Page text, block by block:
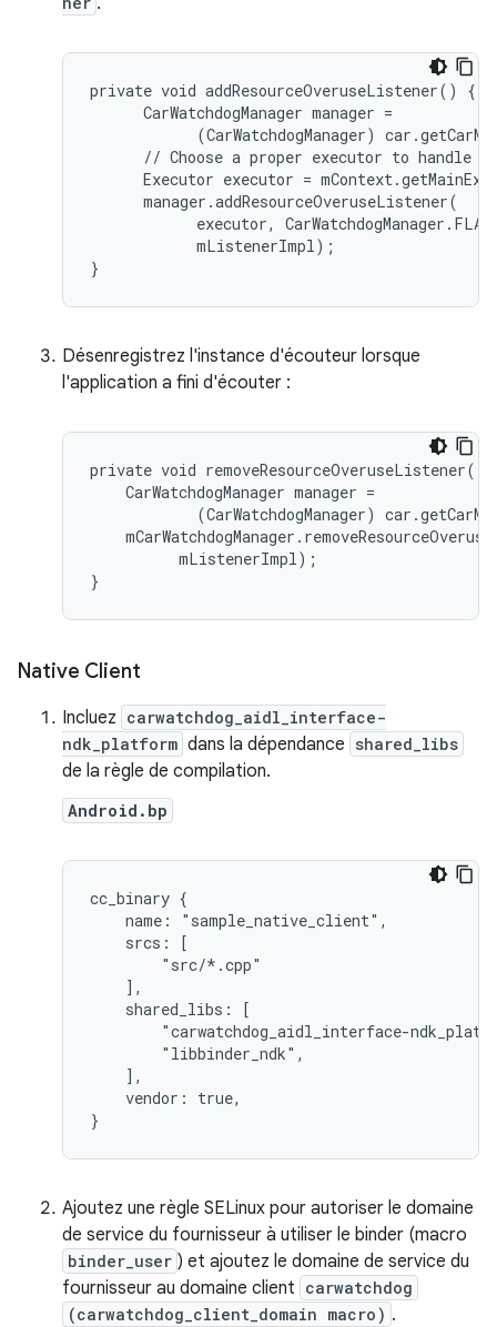
private void addResourceOveruseListener() {
      CarWatchdogManager manager =
(CarWatchdogManager)
// Choose a proper executor to handle
Executor executor =
      manager.addResourceOveruseListener(
executor,
            mListenerImpl);
}
Désenregistrez l'instance d'écouteur lorsque
l'application a fini d'écouter :
private void removeResourceOveruseListener()
    CarWatchdogManager manager =
(CarWatchdogManager)
          mListenerImpl);
}
Native Client
Incluez carwatchdog_aidl_interface-
ndk_platform dans la dépendance shared_libs
de la règle de compilation.
Android.bp
cc_binary {
    name: "sample_native_client",
    srcs: [
        "src/*.cpp"
    ],
    shared_libs: [
"carwatchdog_aidl_interface-
        "libbinder_ndk",
    ],
    vendor: true,
}
Ajoutez une règle SELinux pour autoriser le domaine
de service du fournisseur à utiliser le binder (macro
binder_user ) et ajoutez le domaine de service du
fournisseur au domaine client carwatchdog
(carwatchdog_client_domain macro) .